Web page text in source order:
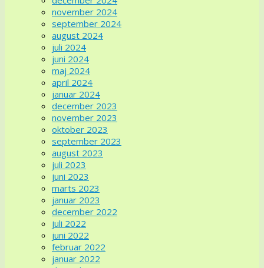
november 2024
september 2024
august 2024
juli 2024
juni 2024
maj 2024
april 2024
januar 2024
december 2023
november 2023
oktober 2023
september 2023
august 2023
juli 2023
juni 2023
marts 2023
januar 2023
december 2022
juli 2022
juni 2022
februar 2022
januar 2022